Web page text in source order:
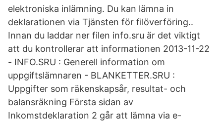
elektroniska inlämning. Du kan lämna in
deklarationen via Tjänsten för filöverföring..
Innan du laddar ner filen info.sru är det viktigt
att du kontrollerar att informationen 2013-11-22
- INFO.SRU : Generell information om
uppgiftslämnaren - BLANKETTER.SRU :
Uppgifter som räkenskapsår, resultat- och
balansräkning Första sidan av
Inkomstdeklaration 2 går att lämna via e-